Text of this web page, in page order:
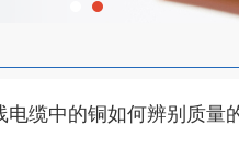
缆中的铜如何辨别质量